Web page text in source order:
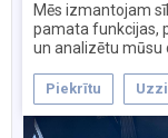
Mēs izmantojam
pamata funkcijas,
un analizētu mūsu
Piekrītu